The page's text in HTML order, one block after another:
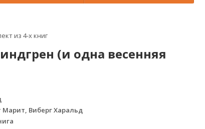
из 4-х книг
(и одна весенняя
Марит, Виберг Харальд